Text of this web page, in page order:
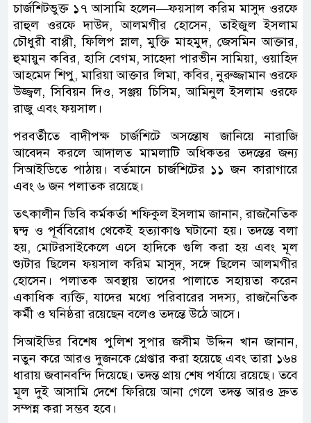
চার্জশিটভুক্ত ১৭ আসামি হলেন—ফয়সাল করিম মাসুদ ওরফে
রাহুল ওরফে দাউদ, আলমগীর হোসেন, তাইজুল ইসলাম
চৌধুরী বাপ্পী, ফিলিপ স্নাল, মুক্তি মাহমুদ, জেসমিন আক্তার,
হুমায়ুন কবির, হাসি বেগম, সাহেদা পারভীন সামিয়া, ওয়াহিদ
আহমেদ শিপু, মারিয়া আক্তার লিমা, কবির, নুরুজ্জামান ওরফে
উজ্জ্বল, সিবিয়ন দিও, সঞ্জয় চিসিম, আমিনুল ইসলাম ওরফে
রাজু এবং ফয়সাল।
পরবর্তীতে বাদীপক্ষ চার্জশিটে অসন্তোষ জানিয়ে নারাজি
আবেদন করলে আদালত মামলাটি অধিকতর তদন্তের জন্য
সিআইডিতে পাঠায়। বর্তমানে চার্জশিটের ১১ জন কারাগারে
এবং ৬ জন পলাতক রয়েছে।
তৎকালীন ডিবি কর্মকর্তা শফিকুল ইসলাম জানান, রাজনৈতিক
দ্বন্দ্ব ও পূর্ববিরোধ থেকেই হত্যাকাণ্ড ঘটানো হয়। তদন্তে বলা
হয়, মোটরসাইকেলে এসে হাদিকে গুলি করা হয় এবং মূল
শ্যুটার ছিলেন ফয়সাল করিম মাসুদ, সঙ্গে ছিলেন আলমগীর
হোসেন। পলাতক অবস্থায় তাদের পালাতে সহায়তা করেন
একাধিক ব্যক্তি, যাদের মধ্যে পরিবারের সদস্য, রাজনৈতিক
কর্মী ও ঘনিষ্ঠরা রয়েছেন বলেও তদন্তে উঠে আসে।
সিআইডির বিশেষ পুলিশ সুপার জসীম উদ্দিন খান জানান,
নতুন করে আরও দুজনকে গ্রেপ্তার করা হয়েছে এবং তারা ১৬৪
ধারায় জবানবন্দি দিয়েছে। তদন্ত প্রায় শেষ পর্যায়ে রয়েছে। তবে
মূল দুই আসামি দেশে ফিরিয়ে আনা গেলে তদন্ত আরও দ্রুত
সম্পন্ন করা সম্ভব হবে।